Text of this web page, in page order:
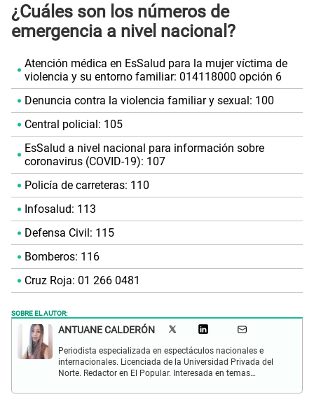
¿Cuáles son los números de
emergencia a nivel nacional?
Atención médica en EsSalud para la mujer víctima de
violencia y su entorno familiar: 014118000 opción 6
Denuncia contra la violencia familiar y sexual: 100
Central policial: 105
EsSalud a nivel nacional para información sobre
coronavirus (COVID-19): 107
Policía de carreteras: 110
Infosalud: 113
Defensa Civil: 115
Bomberos: 116
Cruz Roja: 01 266 0481
SOBRE EL AUTOR:
ANTUANE CALDERÓN
Periodista especializada en espectáculos nacionales e
internacionales. Licenciada de la Universidad Privada del
Norte. Redactor en El Popular. Interesada en temas